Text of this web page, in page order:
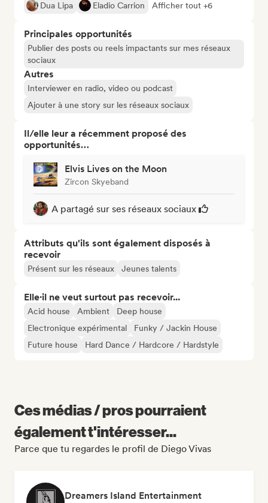
Dua Lipa
Eladio Carrion Afficher tout +6
Principales opportunités
Publier des posts ou reels impactants sur mes réseaux
sociaux
Autres
Interviewer en radio, video ou podcast
Ajouter à une story sur les réseaux sociaux
Il/elle leur a récemment proposé des
opportunités…
Elvis Lives on the Moon
Zircon Skyeband
A partagé sur ses réseaux sociaux
Attributs qu'ils sont également disposés à
recevoir
Présent sur les réseaux Jeunes talents
Elle·il ne veut surtout pas recevoir...
Acid house Ambient
Deep house
Electronique expérimental
Funky / Jackin House
Future house
Hard Dance / Hardcore / Hardstyle
Ces médias / pros pourraient
également t'intéresser...
Parce que tu regardes le profil de Diego Vivas
Dreamers Island Entertainment